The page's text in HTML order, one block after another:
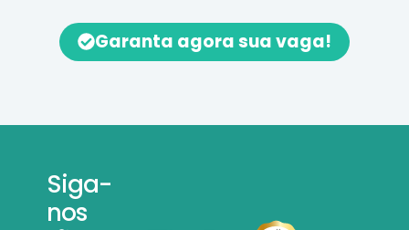
Garanta agora sua vaga!
Siga-
nos